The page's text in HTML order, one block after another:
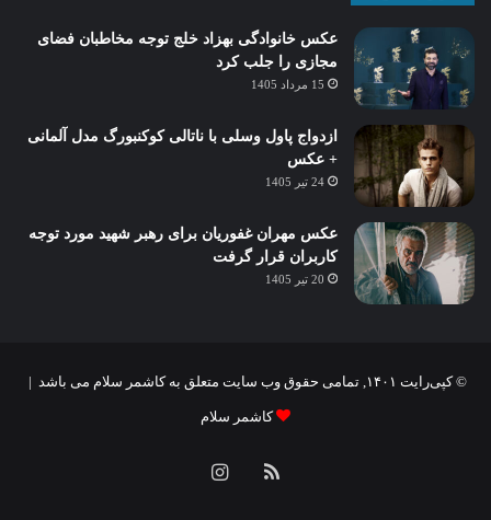
عکس خانوادگی بهزاد خلج توجه مخاطبان فضای
مجازی را جلب کرد
15 مرداد 1405
ازدواج پاول وسلی با ناتالی کوکنبورگ مدل آلمانی
+ عکس
24 تیر 1405
عکس مهران غفوریان برای رهبر شهید مورد توجه
کاربران قرار گرفت
20 تیر 1405
© کپی‌رایت ۱۴۰۱, تمامی حقوق وب سایت متعلق به کاشمر سلام می باشد |
کاشمر سلام
خوراکاینستاگرام